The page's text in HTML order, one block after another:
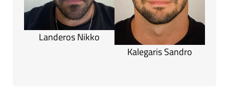
Landeros Nikko
Kalegaris Sandro